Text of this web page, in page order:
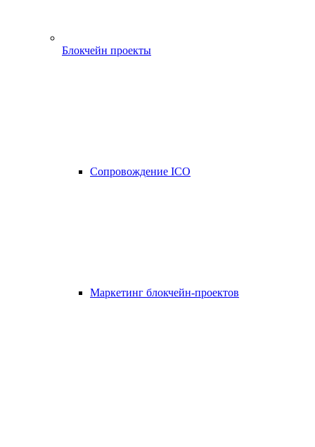
Блокчейн проекты
Сопровождение ICO
Маркетинг блокчейн-проектов